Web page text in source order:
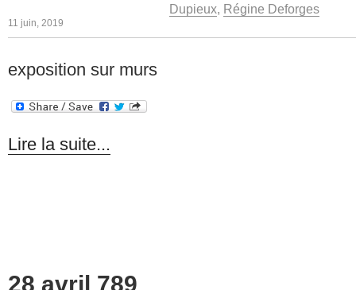
Dupieux, Régine Deforges
11 juin, 2019
exposition sur murs
Lire la suite...
28 avril 789